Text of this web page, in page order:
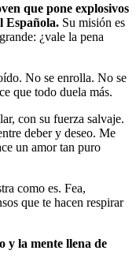
que pone explosivos
Española. Su misión es
¿vale la pena
No se enrolla. No se
que todo duela más.
con su fuerza salvaje.
deber y deseo. Me
un amor tan puro
como es. Fea,
que te hacen respirar
y la mente llena de